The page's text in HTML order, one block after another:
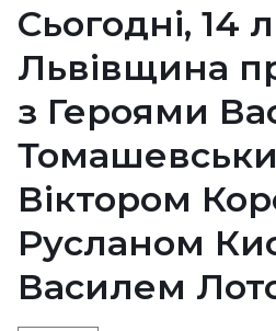
Сьогодні, 14
Львівщина
з Героями
Віктором
Русланом
Василем